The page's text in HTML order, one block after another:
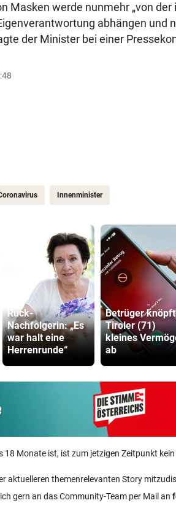
Masken werde nunmehr „von der
abhängen und
der Minister bei einer
Innenminister
Ruck-
Nachfolgerin: „Es
war halt eine
Herrenrunde“
Betrüger
Tiroler (71)
kleines
ab
18 Monate ist, ist zum jetzigen Zeitpunkt
aktuelleren themenrelevanten Story
gern an das Community-Team per Mail an